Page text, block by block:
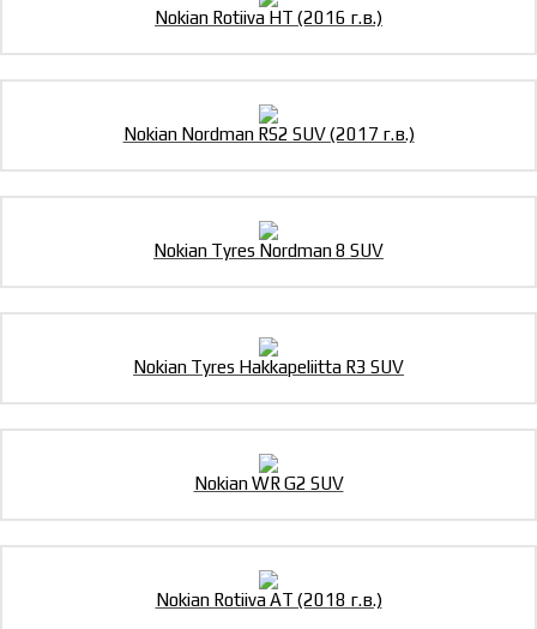
Nokian Rotiiva HT (2016 г.в.)
Nokian Nordman RS2 SUV (2017 г.в.)
Nokian Tyres Nordman 8 SUV
Nokian Tyres Hakkapeliitta R3 SUV
Nokian WR G2 SUV
Nokian Rotiiva AT (2018 г.в.)